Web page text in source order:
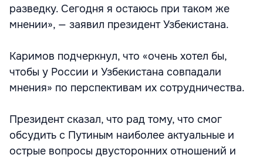
разведку. Сегодня я остаюсь при таком же
мнении», — заявил президент Узбекистана.
Каримов подчеркнул, что «очень хотел бы,
чтобы у России и Узбекистана совпадали
мнения» по перспективам их сотрудничества.
Президент сказал, что рад тому, что смог
обсудить с Путиным наиболее актуальные и
острые вопросы двусторонних отношений и